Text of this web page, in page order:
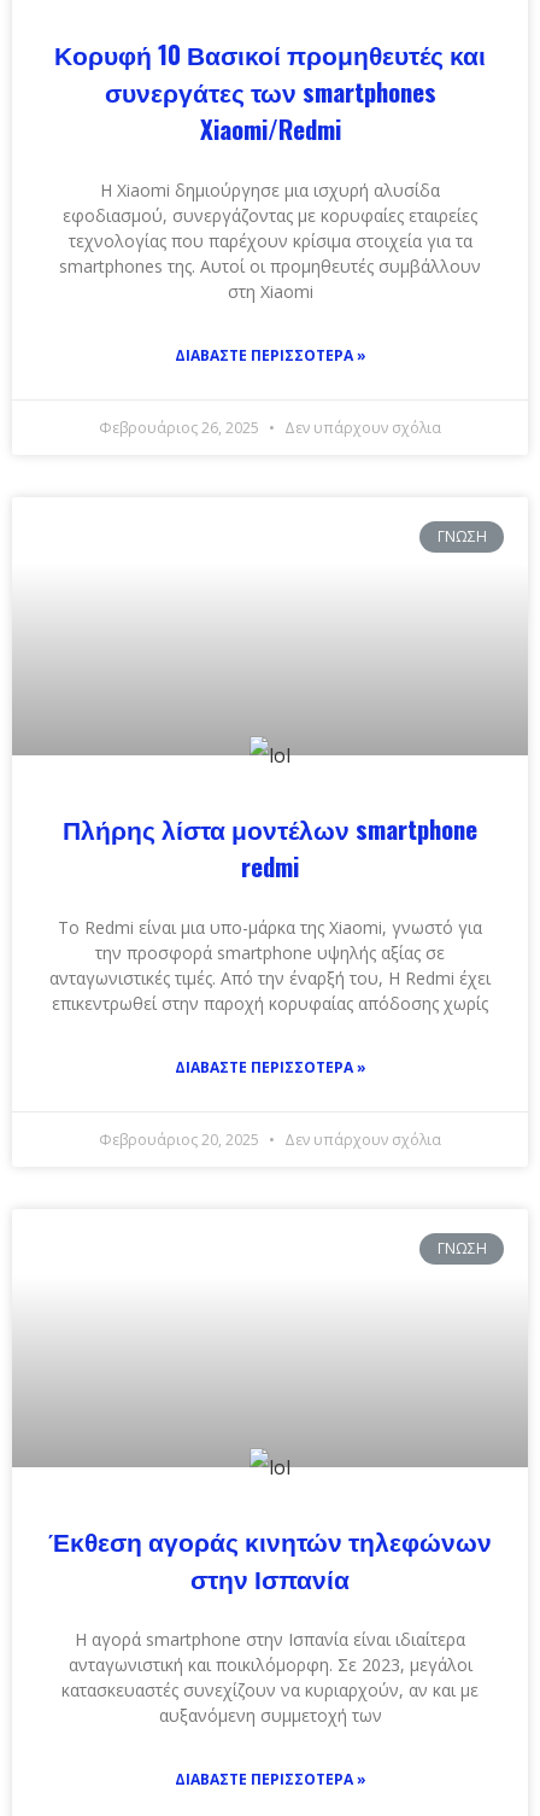
Κορυφή 10 Βασικοί προμηθευτές και
συνεργάτες των smartphones
Xiaomi/Redmi
Η Xiaomi δημιούργησε μια ισχυρή αλυσίδα
εφοδιασμού, συνεργάζοντας με κορυφαίες εταιρείες
τεχνολογίας που παρέχουν κρίσιμα στοιχεία για τα
smartphones της. Αυτοί οι προμηθευτές συμβάλλουν
στη Xiaomi
ΔΙΑΒΆΣΤΕ ΠΕΡΙΣΣΌΤΕΡΑ »
Φεβρουάριος 26, 2025 Δεν υπάρχουν σχόλια
ΓΝΏΣΗ
Πλήρης λίστα μοντέλων smartphone
redmi
Το Redmi είναι μια υπο-μάρκα της Xiaomi, γνωστό για
την προσφορά smartphone υψηλής αξίας σε
ανταγωνιστικές τιμές. Από την έναρξή του, Η Redmi έχει
επικεντρωθεί στην παροχή κορυφαίας απόδοσης χωρίς
ΔΙΑΒΆΣΤΕ ΠΕΡΙΣΣΌΤΕΡΑ »
Φεβρουάριος 20, 2025 Δεν υπάρχουν σχόλια
ΓΝΏΣΗ
Έκθεση αγοράς κινητών τηλεφώνων
στην Ισπανία
Η αγορά smartphone στην Ισπανία είναι ιδιαίτερα
ανταγωνιστική και ποικιλόμορφη. Σε 2023, μεγάλοι
κατασκευαστές συνεχίζουν να κυριαρχούν, αν και με
αυξανόμενη συμμετοχή των
ΔΙΑΒΆΣΤΕ ΠΕΡΙΣΣΌΤΕΡΑ »